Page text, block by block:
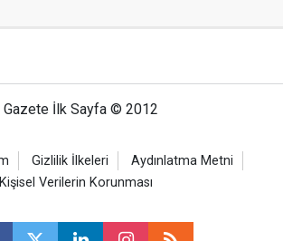
Gazete İlk Sayfa © 2012
Gizlilik İlkeleri
Aydınlatma Metni
Kişisel Verilerin Korunması